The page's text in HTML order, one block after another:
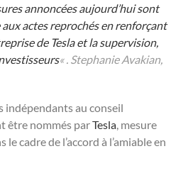
annoncées aujourd’hui sont
actes reprochés en renforçant
de Tesla et la supervision,
« . Stephanie Avakian,
indépendants au conseil
être nommés parTesla, mesure
cadre de l’accord à l’amiable en